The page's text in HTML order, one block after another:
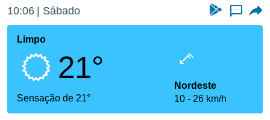
da
foi
fornecidas
a este
das
10:06 Sábado ...
Limpo
21°
Sensação de 21°
Nordeste
10
26 km/h